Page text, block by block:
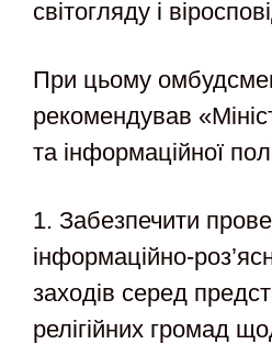
світогляду і
При цьому
рекомендував
та інформаційної
1. Забезпечити
інформаційно-
заходів серед
релігійних громад